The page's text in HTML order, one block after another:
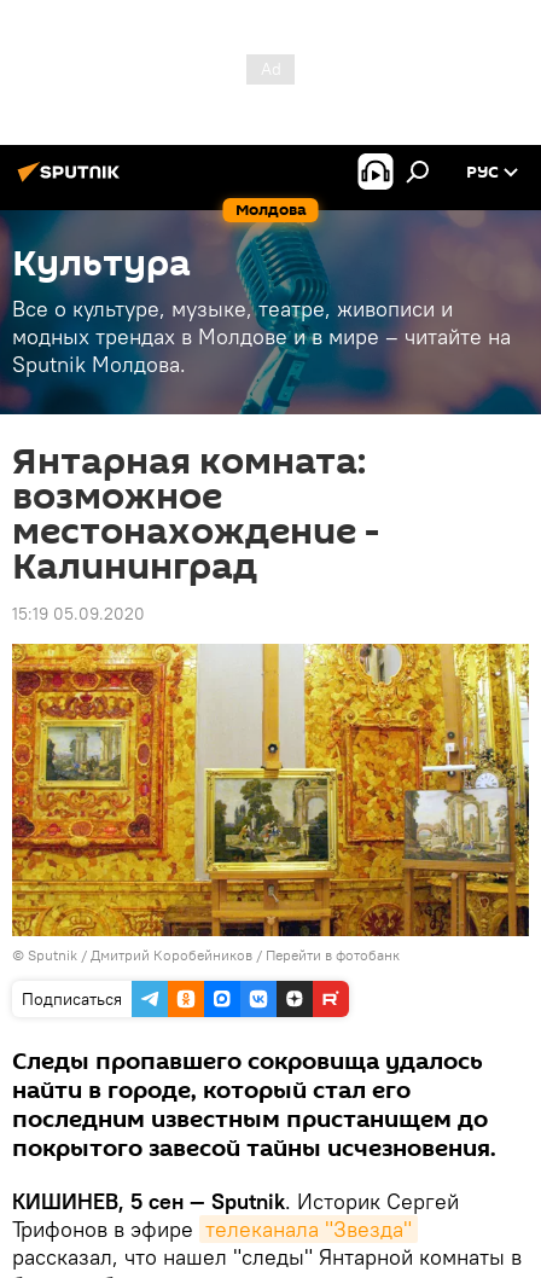
Молдова
РУС
Культура
Все о культуре, музыке, театре, живописи и
модных трендах в Молдове и в мире – читайте на
Sputnik Молдова.
Янтарная комната:
возможное
местонахождение -
Калининград
15:19 05.09.2020
© Sputnik / Дмитрий Коробейников / Перейти в фотобанк
Подписаться
Следы пропавшего сокровища удалось
найти в городе, который стал его
последним известным пристанищем до
покрытого завесой тайны исчезновения.
КИШИНЕВ, 5 сен — Sputnik. Историк Сергей
Трифонов в эфире телеканала "Звезда"
рассказал, что нашел "следы" Янтарной комнаты в